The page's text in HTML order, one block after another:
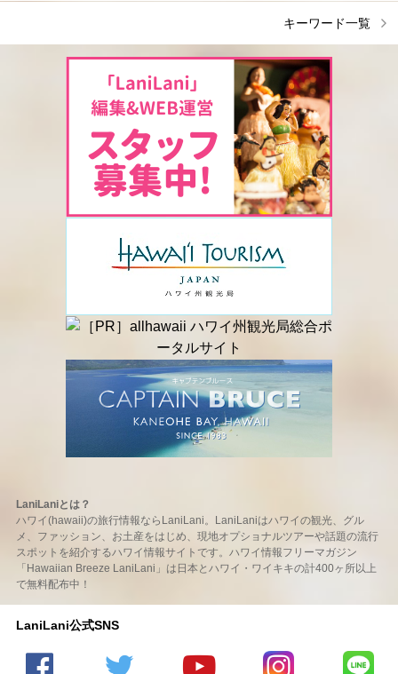
キーワード一覧
LaniLaniとは？
ハワイ(hawaii)の旅行情報ならLaniLani。LaniLaniはハワイの観光、グル
メ、ファッション、お土産をはじめ、現地オプショナルツアーや話題の流行
スポットを紹介するハワイ情報サイトです。ハワイ情報フリーマガジン
「Hawaiian Breeze LaniLani」は日本とハワイ・ワイキキの計400ヶ所以上
で無料配布中！
LaniLani公式SNS